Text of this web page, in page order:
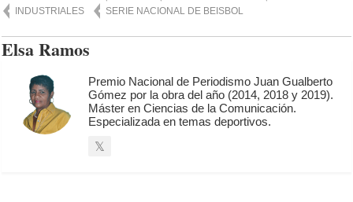
INDUSTRIALES
SERIE NACIONAL DE BEISBOL
Elsa Ramos
Premio Nacional de Periodismo Juan Gualberto
Gómez por la obra del año (2014, 2018 y 2019).
Máster en Ciencias de la Comunicación.
Especializada en temas deportivos.